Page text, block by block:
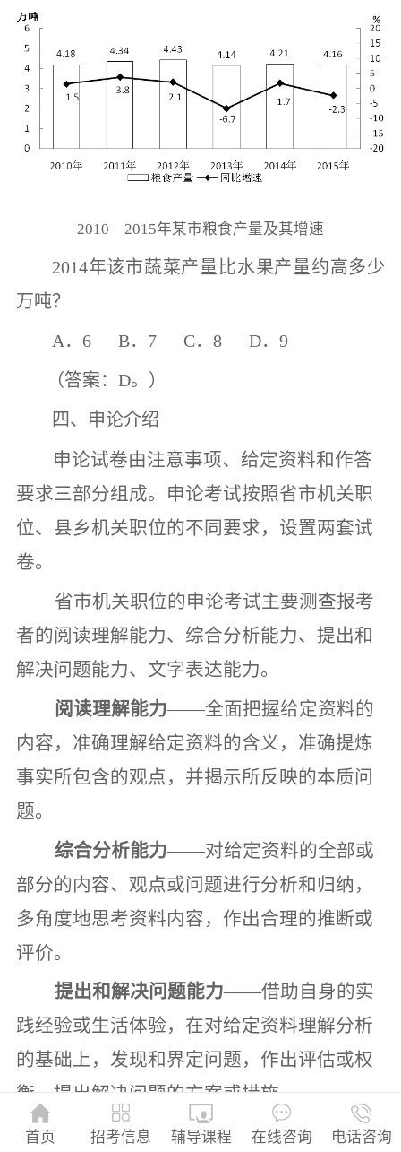
首页 招考信息 辅导课程 在线咨询 电话咨询
2010—2015年某市粮食产量及其增速
2014年该市蔬菜产量比水果产量约高多少
万吨？
A． 6 B． 7 C． 8 D． 9
（答案：D。）
四、申论介绍
申论试卷由注意事项、给定资料和作答
要求三部分组成。申论考试按照省市机关职
位、 县乡机关职位的不同要求，设置两套试
卷。
省市机关职位的申论考试主要测查报考
者的阅读理解能力、综合分析能力、提出和
解决问题能力、文字表达能力。
阅读理解能力——全面把握给定资料的
内容，准确理解给定资料的含义，准确提炼
事实所包含的观点，并揭示所反映的本质问
题。
综合分析能力——对给定资料的全部或
部分的内容、观点或问题进行分析和归纳，
多角度地思考资料内容，作出合理的推断或
评价。
提出和解决问题能力——借助自身的实
践经验或生活体验，在对给定资料理解分析
的基础上，发现和界定问题，作出评估或权
衡，提出解决问题的方案或措施。
文字表达能力
——熟练使用指定的语